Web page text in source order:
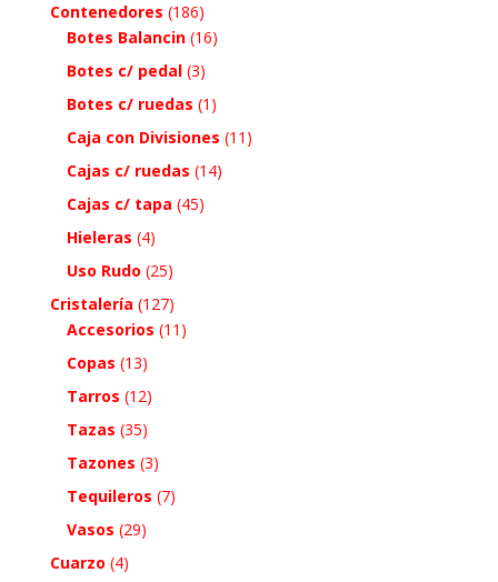
Contenedores (186)
Botes Balancin (16)
Botes c/ pedal (3)
Botes c/ ruedas (1)
Caja con Divisiones (11)
Cajas c/ ruedas (14)
Cajas c/ tapa (45)
Hieleras (4)
Uso Rudo (25)
Cristalería (127)
Accesorios (11)
Copas (13)
Tarros (12)
Tazas (35)
Tazones (3)
Tequileros (7)
Vasos (29)
Cuarzo (4)